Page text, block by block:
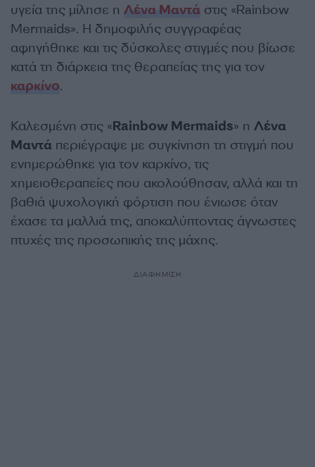
υγεία της μίλησε η Λένα Μαντά στις «Rainbow
Mermaids». Η δημοφιλής συγγραφέας
αφηγήθηκε και τις δύσκολες στιγμές που βίωσε
κατά τη διάρκεια της θεραπείας της για τον
καρκίνο.
Καλεσμένη στις «Rainbow Mermaids» η Λένα
Μαντά περιέγραψε με συγκίνηση τη στιγμή που
ενημερώθηκε για τον καρκίνο, τις
χημειοθεραπείες που ακολούθησαν, αλλά και τη
βαθιά ψυχολογική φόρτιση που ένιωσε όταν
έχασε τα μαλλιά της, αποκαλύπτοντας άγνωστες
πτυχές της προσωπικής της μάχης.
ΔΙΑΦΗΜΙΣΗ